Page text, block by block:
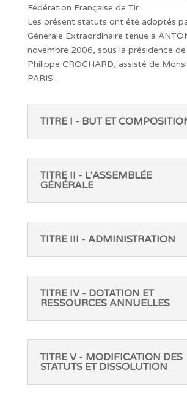
Fédération Française de Tir.
Les présent statuts ont été adoptés
Générale Extraordinaire tenue à
novembre 2006, sous la présidence
Philippe CROCHARD, assisté de
PARIS.
TITRE I - BUT ET
TITRE II - L'ASSEMBLÉE
GÉNÉRALE
TITRE III - ADMINISTRATION
TITRE IV - DOTATION ET
RESSOURCES ANNUELLES
TITRE V - MODIFICATION DES
STATUTS ET DISSOLUTION